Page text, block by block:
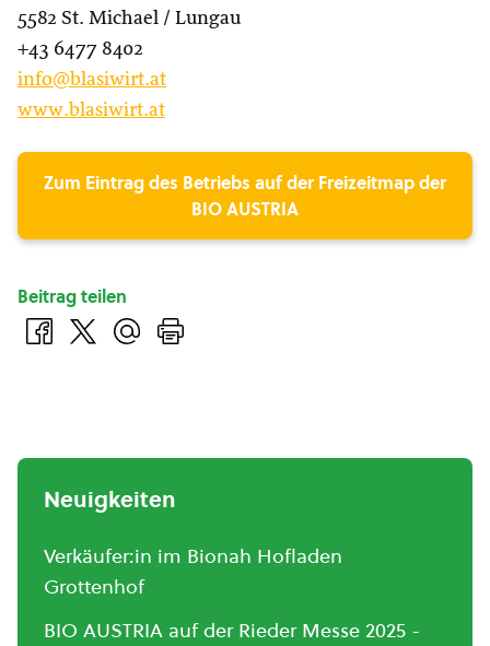
5582 St. Michael / Lungau
+43 6477 8402
info@blasiwirt.at
www.blasiwirt.at
Zum Eintrag des Betriebs auf der Freizeitmap der
BIO AUSTRIA
Beitrag teilen
Neuigkeiten
Verkäufer:in im Bionah Hofladen
Grottenhof
BIO AUSTRIA auf der Rieder Messe 2025 -